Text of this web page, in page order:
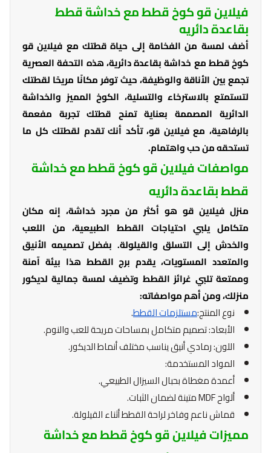
فيلاين قو كوخ قطط مع خداشة قطط
بقاعدة دائريه
أضف لمسة من الفخامة إلى حياة قطتك مع فيلاين قو
كوخ قطط مع خداشة بقاعدة دائرية، هذه التحفة العصرية
تجمع بين الأناقة والوظيفة، حيث توفر مكانًا مريحًا لقطتك
لتستمتع بالاسترخاء والتسلية، الكوخ المميز والخداشة
الدائرية المصممة بعناية تمنح قطتك تجربة مفعمة
بالرفاهية، مع فيلاين قو، تأكد أنك تقدم لقطتك كل ما
تستحقه من حب واهتمام.
مواصفات فيلاين قو كوخ قطط مع خداشة
قطط بقاعدة دائريه
منزل فيلاين قو هو أكثر من مجرد خداشة، إنه مكان
متكامل يلبي احتياجات القطط الطبيعية، من اللعب
والخدش إلى التسلق والقيلولة. بفضل تصميمه الأنيق
والمتعدد المستويات، يقدم برج القطط هذا بيئة آمنة
وممتعة تلبي غرائز القطط وتضيف لمسة جمالية لديكور
منزلك، ومن أهم مواصفاته:
نوع المنتج:مستلزمات القطط.
الأبعاد: تصميم متكامل بمساحات مريحة للعب والنوم.
اللون: رمادي أنيق يناسب مختلف أنماط الديكور.
المواد المستخدمة:
أعمدة مغطاة بحبال السيزال الطبيعي.
ألواح MDF متينة لضمان الثبات.
قماش ناعم وفاخر لراحة القطط أثناء القيلولة.
مميزات فيلاين قو كوخ قطط مع خداشة